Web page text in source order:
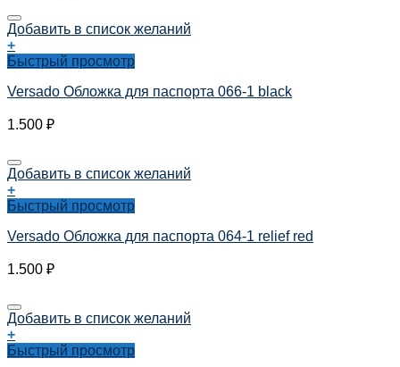
Добавить в список желаний
+
Быстрый просмотр
Versado Обложка для паспорта 066-1 black
1.500 ₽
Добавить в список желаний
+
Быстрый просмотр
Versado Обложка для паспорта 064-1 relief red
1.500 ₽
Добавить в список желаний
+
Быстрый просмотр